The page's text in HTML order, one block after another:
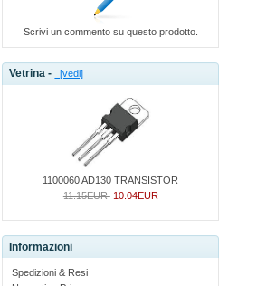
Scrivi un commento su questo prodotto.
Vetrina - [vedi]
1100060 AD130 TRANSISTOR
11.15EUR 10.04EUR
Informazioni
Spedizioni & Resi